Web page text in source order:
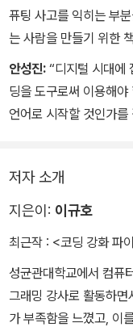
퓨팅 사고를 익히는 부
는 사람을 만들기 위한
고 그것을 프로그램으로
입니다. 책을 읽으면서
민하고 교육하고 싶었던
지리라 확신합니다.”
안성진: “디지털 시대에
딩을 도구로써 이용해
언어로 시작할 것인가를
칫 비전공자나 사전지식
이 책은 비전공자를 교
저자 소개
지은이: 이규호
최근작 : <코딩 강화 파
성균관대학교에서 컴퓨
그래밍 강사로 활동하
가 부족함을 느꼈고, 이